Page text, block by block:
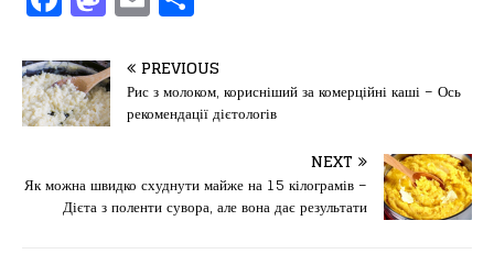
a
c
e
b
o
o
a
st
o
d
o
n
m
ai
l
іл
и
т
ис
я
PREVIOUS
Рис з молоком, корисніший за комерційні каші – Ось
рекомендації дієтологів
NEXT
Як можна швидко схуднути майже на 15 кілограмів –
Дієта з поленти сувора, але вона дає результати